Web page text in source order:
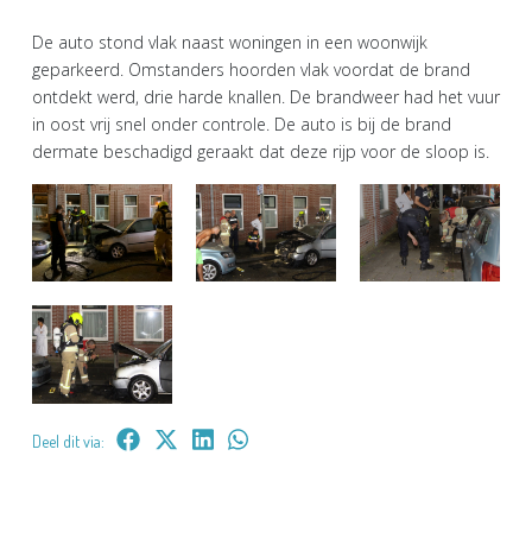
De auto stond vlak naast woningen in een woonwijk
geparkeerd. Omstanders hoorden vlak voordat de brand
ontdekt werd, drie harde knallen. De brandweer had het vuur
in oost vrij snel onder controle. De auto is bij de brand
dermate beschadigd geraakt dat deze rijp voor de sloop is.
Deel dit via: